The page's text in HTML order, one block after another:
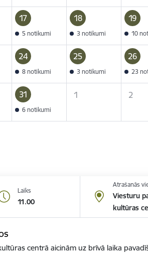
17
5 notikumi
18
3 notikumi
19
10
24
8 notikumi
25
3 notikumi
26
23
31
6 notikumi
1 2
Laiks
11.00
Atrašanās
Viesturu
kultūras
centrā aicinām uz brīvā laika